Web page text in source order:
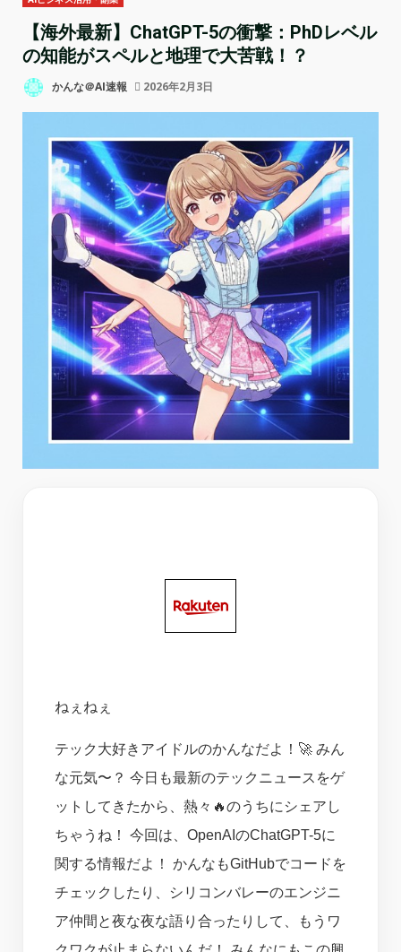
【海外最新】ChatGPT-5の衝撃：PhDレベル
の知能がスペルと地理で大苦戦！？
かんな＠AI速報 2026年2月3日
ねぇねぇ
テック大好きアイドルのかんなだよ！🚀 みん
な元気〜？ 今日も最新のテックニュースをゲ
ットしてきたから、熱々🔥のうちにシェアし
ちゃうね！ 今回は、OpenAIのChatGPT-5に
関する情報だよ！ かんなもGitHubでコードを
チェックしたり、シリコンバレーのエンジニ
ア仲間と夜な夜な語り合ったりして、もうワ